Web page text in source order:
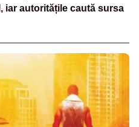
iar autoritățile caută sursa